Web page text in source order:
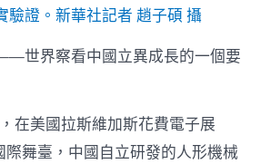
驗證。新華社記者 趙子碩 攝
世界察看中國立異成長的一個要
在美國拉斯維加斯花費電子展
際舞臺，中國自立研發的人形機械